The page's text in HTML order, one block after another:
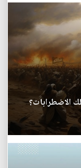
الاضطرابات؟